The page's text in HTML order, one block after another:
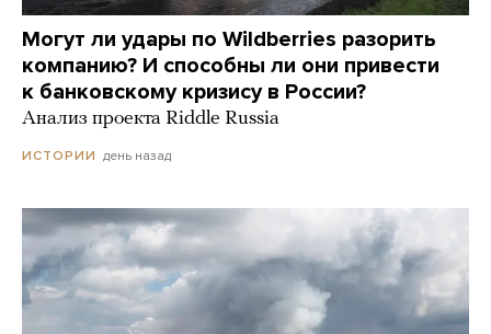
Могут ли удары по Wildberries разорить
компанию? И способны ли они привести
к банковскому кризису в России?
Анализ проекта Riddle Russia
ИСТОРИИ день назад